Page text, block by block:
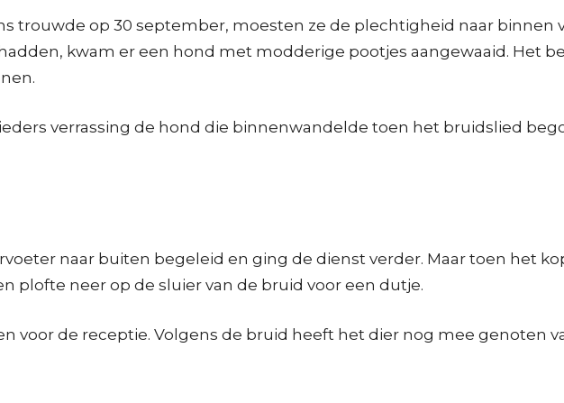
trouwde op 30 september, moesten ze de plechtigheid naar binnen
kwam er een hond met modderige pootjes aangewaaid. Het
verrassing de hond die binnenwandelde toen het bruidslied
naar buiten begeleid en ging de dienst verder. Maar toen het
plofte neer op de sluier van de bruid voor een dutje.
voor de receptie. Volgens de bruid heeft het dier nog mee genoten